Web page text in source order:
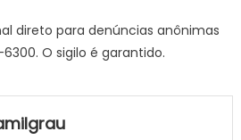
direto para denúncias anônimas
O sigilo é garantido.